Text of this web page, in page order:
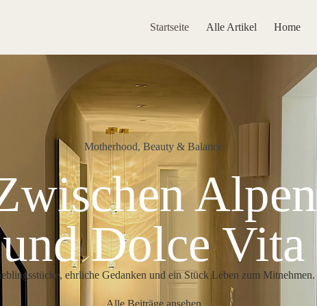
Startseite Alle Artikel Home
Motherhood, Beauty & Balance
Alpen
und Dolce Vita
ehrliche Gedanken und ein Stück Leben zum Mitnehmen.
Alle Beiträge ansehen